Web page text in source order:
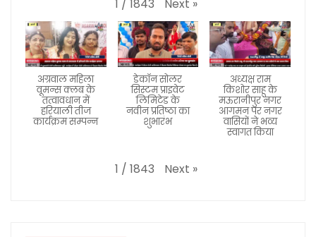
1 / 1843 Next »
अग्रवाल महिला
वूमन्स क्लब के
तत्वावधान में
हरियाली तीज
कार्यक्रम सम्पन्न
डेकॉन सोलर
सिस्टम प्राइवेट
लिमिटेड के
नवीन प्रतिष्ठा का
शुभारंभ
अध्यक्ष राम
किशोर साहू के
मऊरानीपुर नगर
आगमन पर नगर
वासियों ने भव्य
स्वागत किया
1 / 1843 Next »